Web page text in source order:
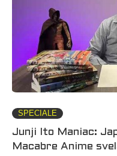
SPECIALE
Junji Ito Maniac:
Macabre Anime